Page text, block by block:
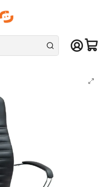
a sábado en el gran
y Escritorios Sillas
Ajustable Cuero Pu